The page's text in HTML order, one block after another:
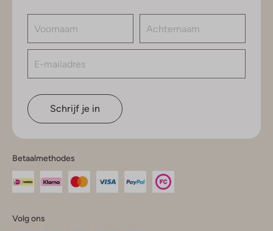
Schrijf je in
Betaalmethodes
Volg ons